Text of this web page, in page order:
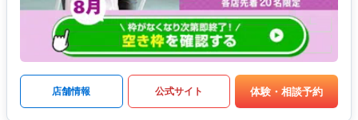
店舗情報 公式サイト 体験・相談予約